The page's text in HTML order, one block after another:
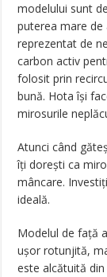
modelului sunt
puterea mare de
reprezentat de
carbon activ
folosit prin
bună. Hota își
mirosurile
Atunci când
îți dorești ca
mâncare.
ideală.
Modelul de față
ușor rotunjită,
este alcătuită